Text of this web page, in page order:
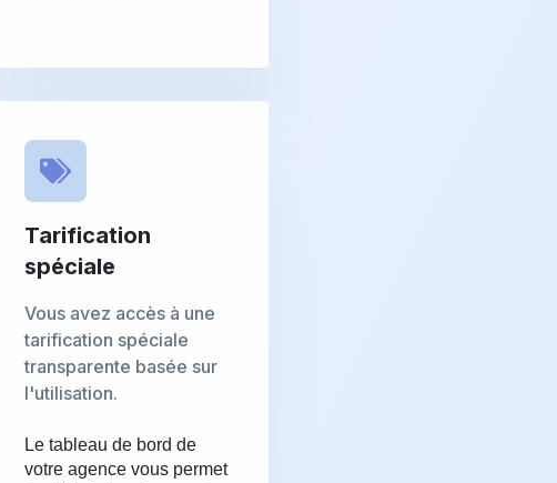
Tarification
spéciale
Vous avez accès à une
tarification spéciale
transparente basée sur
l'utilisation.
Le tableau de bord de
votre agence vous permet